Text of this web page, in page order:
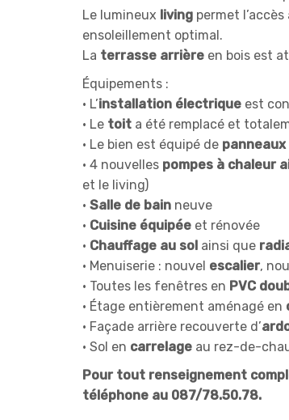
Le lumineux living permet l’accès
ensoleillement optimal.
La terrasse arrière en bois est
Équipements :
• L’installation électrique est
• Le toit a été remplacé et
• Le bien est équipé de
• 4 nouvelles pompes à chaleur
et le living)
• Salle de bain neuve
• Cuisine équipée et rénovée
• Chauffage au sol ainsi que
• Menuiserie : nouvel escalier,
• Toutes les fenêtres en PVC
• Étage entièrement aménagé en
• Façade arrière recouverte d’
• Sol en carrelage au rez-de-
Pour tout renseignement
téléphone au 087/78.50.78.